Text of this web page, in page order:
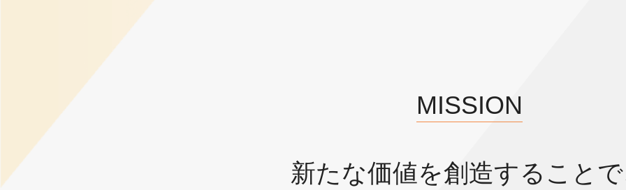
MISSION
新たな価値を創造すること